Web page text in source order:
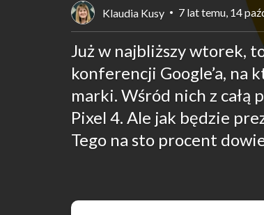
Klaudia Kusy 7 lat temu, 14
Już w najbliższy wtorek,
konferencji Google’a, na
marki. Wśród nich z całą
Pixel 4. Ale jak będzie
Tego na sto procent